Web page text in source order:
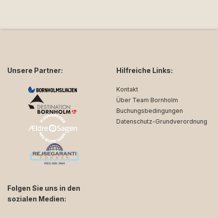
Unsere Partner:
Folgen Sie uns in den
sozialen Medien:
Hilfreiche Links:
Kontakt
Über Team Bornholm
Buchungsbedingungen
Datenschutz-Grundverordnung